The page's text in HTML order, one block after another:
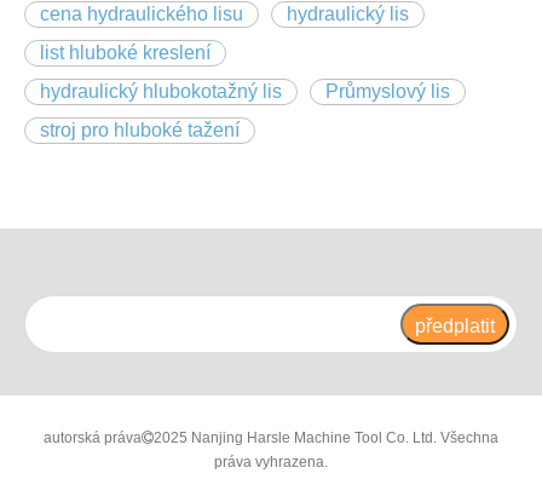
cena hydraulického lisu
hydraulický lis
list hluboké kreslení
hydraulický hlubokotažný lis
Průmyslový lis
stroj pro hluboké tažení
předplatit
autorská práva2025 Nanjing Harsle Machine Tool Co. Ltd. Všechna
práva vyhrazena.